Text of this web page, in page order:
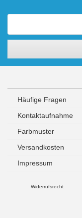
Häufige Fragen
Kontaktaufnahme
Farbmuster
Versandkosten
Impressum
Widerrufsrecht